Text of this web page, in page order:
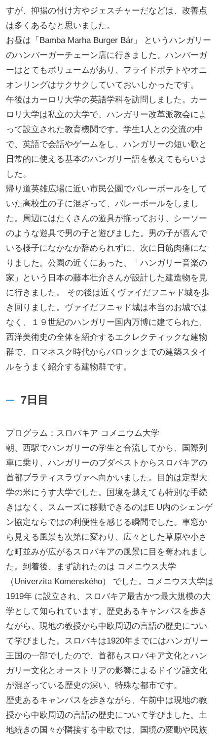
すが、抑揚の付け方やジェスチャーだなどは、改善点
は多くあるなと思いました。
お昼は「Bamba Marha Burger Bár」 というハンガリー
のハンバーガーチェーン店に行きました。ハンバーガ
ーはとてもボリュームがあり、フライドポテトやオニ
オンリングはサクサクしていておいしかったです。
午後はカーロリ大学の英語学科を訪問しました。カー
ロリ大学は私立の大学で、ハンガリー改革派教会によ
って設立された教育機関です。学生1人との交流の中
で、英語で会話やゲームをし、ハンガリーの短い歌と
日常的に使える基本のハンガリー語を教えてもらいま
した。
帰り道英雄広場に近い市民公園でバレーボールをして
いた高校生の子に混ざって、バレーボールをしまし
た。周辺にはたくさんの遊具が揃っており、シーソー
のような遊具で男の子と遊びました。男の子が喜んで
いる様子になかなか辞められずに、次に日筋肉痛にな
りました。公園の近くにあった、「ハンガリー音楽の
家」という日本の藤本壮介さんが設計した建造物を見
に行きました。 その後は近くヴァイだフニャド城を歩
き回りました。ヴァイだフニャド城は本当のお城では
なく、１９世紀のハンガリー国内万博に建てられた、
西洋美術史の全体を紹介するエクレクティックな建物
群で、ロマネスク時代からバロックまでの建築スタイ
ルをうまく紹介する建物群です。
7日目
プログラム：スロバキア コメニウム大学
朝、西駅でハンガリーの学生と合流してから、国際列
車に乗り、ハンガリーのブダペストからスロバキアの
首都ブラティスラヴァへ向かいました。目的は定型大
学の米にうす大学でした。国境を越えても特別な手続
きはなく、スムーズに移動できるのはE U内のシェンゲ
ン協定ならではの利便性を感じる瞬間でした。車窓か
ら見える風景も次第に変わり、広々とした草原や小さ
な町並みが広がるスロバキアの風景に目を奪われまし
た。到着後、まず訪れたのは コメニウス大学
（Univerzita Komenského） でした。コメニウス大学は
1919年 に設立され、スロバキア最古かつ最大規模の大
学として知られています。歴史あるキャンパスを歩き
ながら、現地の教授から中欧周辺の言語の歴史につい
て学びました。スロバキは1920年までにはハンガリー
王国の一部でしたので、首都もスロバキア文化とハン
ガリー文化とオーストリアの影響によるドイツ語文化
が混ざっている歴史の深い、特殊な都市です。
歴史あるキャンパスを歩きながら、午前中は現地の教
授から中欧周辺の言語の歴史について学びました。土
地続きの国々が隣接する中欧では、国境の変動や民族